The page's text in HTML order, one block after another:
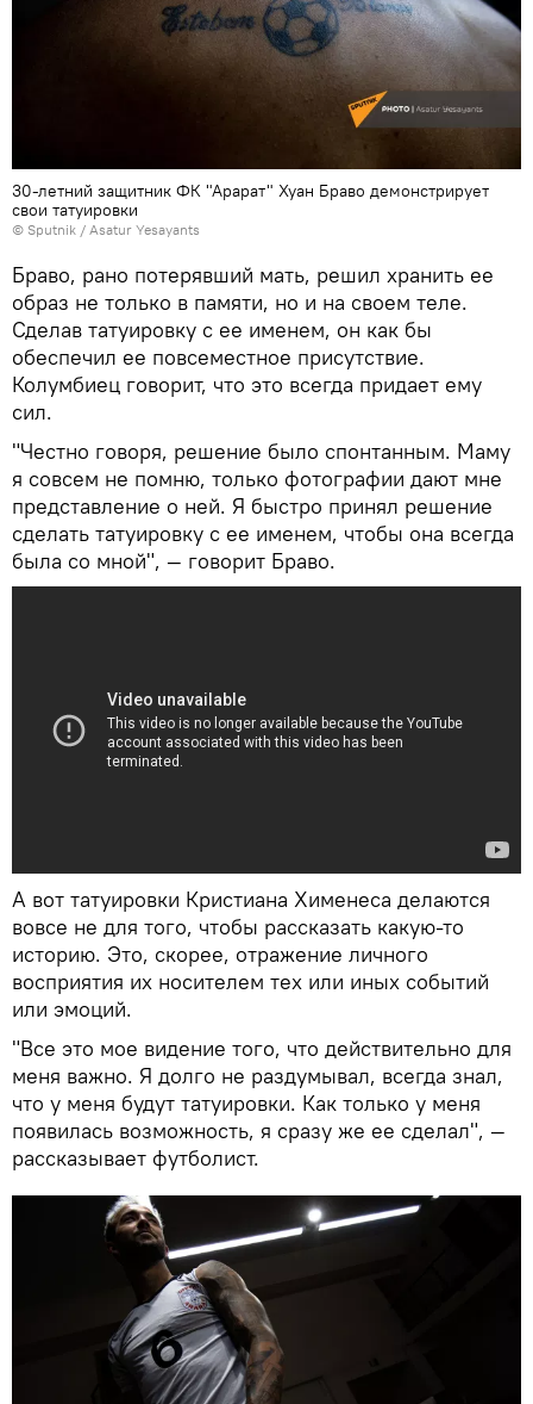
30-летний защитник ФК "Арарат" Хуан Браво демонстрирует
свои татуировки
© Sputnik / Asatur Yesayants
Браво, рано потерявший мать, решил хранить ее
образ не только в памяти, но и на своем теле.
Сделав татуировку с ее именем, он как бы
обеспечил ее повсеместное присутствие.
Колумбиец говорит, что это всегда придает ему
сил.
"Честно говоря, решение было спонтанным․ Маму
я совсем не помню, только фотографии дают мне
представление о ней. Я быстро принял решение
сделать татуировку с ее именем, чтобы она всегда
была со мной", — говорит Браво.
А вот татуировки Кристиана Хименеса делаются
вовсе не для того, чтобы рассказать какую-то
историю. Это, скорее, отражение личного
восприятия их носителем тех или иных событий
или эмоций.
"Все это мое видение того, что действительно для
меня важно. Я долго не раздумывал, всегда знал,
что у меня будут татуировки. Как только у меня
появилась возможность, я сразу же ее сделал", —
рассказывает футболист.